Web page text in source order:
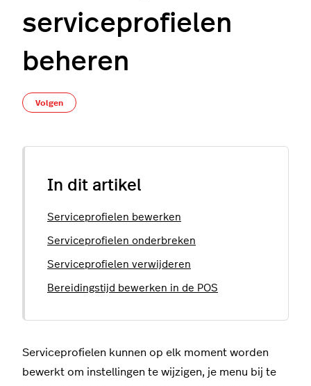
serviceprofielen
beheren
Volgen
In dit artikel
Serviceprofielen bewerken
Serviceprofielen onderbreken
Serviceprofielen verwijderen
Bereidingstijd bewerken in de POS
Serviceprofielen kunnen op elk moment worden
bewerkt om instellingen te wijzigen, je menu bij te